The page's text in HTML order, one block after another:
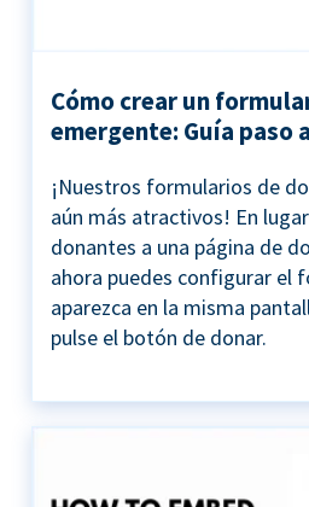
Cómo crear un
emergente: Guía paso
¡Nuestros formularios de
aún más atractivos! En
donantes a una página de
ahora puedes configurar el
aparezca en la misma
pulse el botón de donar.